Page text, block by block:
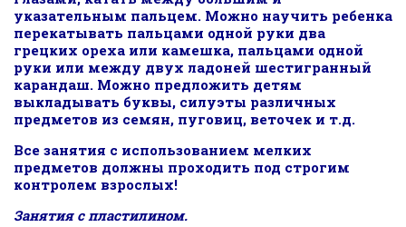
указательным пальцем. Можно научить ребенка
перекатывать пальцами одной руки два
грецких ореха или камешка, пальцами одной
руки или между двух ладоней шестигранный
карандаш. Можно предложить детям
выкладывать буквы, силуэты различных
предметов из семян, пуговиц, веточек и т.д.
Все занятия с использованием мелких
предметов должны проходить под строгим
контролем взрослых!
Занятия с пластилином.